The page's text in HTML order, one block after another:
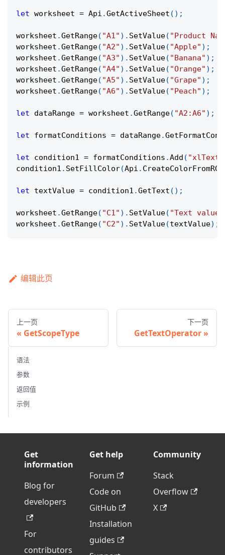
let worksheet = Api .GetActiveSheet ( ) ;
worksheet .GetRange( "A1" ) . SetValue( "Product
worksheet .GetRange( "A2" ) . SetValue( "Apple" ) ;
worksheet .GetRange( "A3" ) . SetValue( "Banana" ) ;
worksheet .GetRange( "A4" ) . SetValue( "Orange" ) ;
worksheet .GetRange( "A5" ) . SetValue( "Grape" ) ;
worksheet .GetRange( "A6" ) . SetValue( "Peach" ) ;
let dataRange = worksheet .GetRange( "A2:A6" ) ;
let formatConditions = dataRange.
let condition1 = formatConditions .Add (
condition1 . SetFillColor(Api . CreateColorFromRGB
let textValue = condition1 .GetText ( ) ;
worksheet .GetRange( "C1" ) . SetValue( "Text
worksheet .GetRange( "C2" ) . SetValue(textValue) ;
编辑此页
上一页
GetScopeType
下一页
GetTextOperator
语法
参数
返回值
示例
Get
information
Blog for
developers
For
contributors
Get help
Forum
Code on
GitHub
Installation
guides
Community
Stack
Overflow
X